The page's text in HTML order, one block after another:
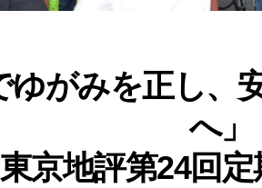
ゆがみを正し、
へ」
京地評第24回